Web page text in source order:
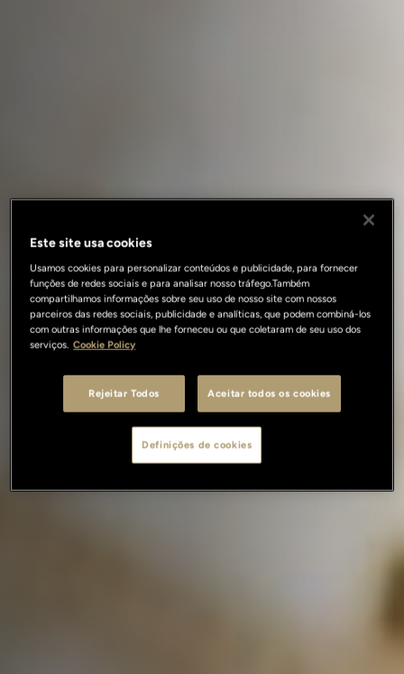
Este site usa cookies
Usamos cookies para personalizar conteúdos e publicidade, para fornecer
funções de redes sociais e para analisar nosso tráfego.Também
compartilhamos informações sobre seu uso de nosso site com nossos
parceiros das redes sociais, publicidade e analíticas, que podem combiná-los
com outras informações que lhe forneceu ou que coletaram de seu uso dos
serviços. Cookie Policy
Rejeitar Todos Aceitar todos os cookies
Definições de cookies